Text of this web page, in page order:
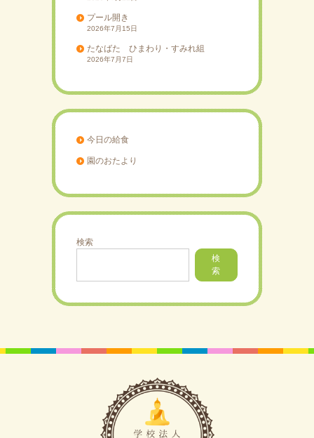
プール開き
2026年7月15日
たなばた ひまわり・すみれ組
2026年7月7日
今日の給食
園のおたより
検索
検
索